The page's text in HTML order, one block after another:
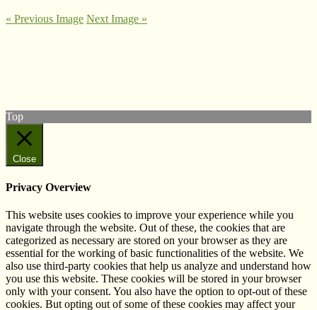
« Previous Image Next Image »
Top
Close
Privacy Overview
This website uses cookies to improve your experience while you
navigate through the website. Out of these, the cookies that are
categorized as necessary are stored on your browser as they are
essential for the working of basic functionalities of the website. We
also use third-party cookies that help us analyze and understand how
you use this website. These cookies will be stored in your browser
only with your consent. You also have the option to opt-out of these
cookies. But opting out of some of these cookies may affect your